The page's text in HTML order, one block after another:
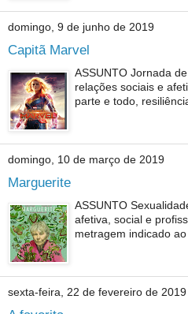
domingo, 9 de junho de 2019
Capitã Marvel
ASSUNTO Jornada
relações sociais e
parte e todo,
domingo, 10 de março de 2019
Marguerite
ASSUNTO
afetiva, social e
metragem indicado ao
sexta-feira, 22 de fevereiro de 2019